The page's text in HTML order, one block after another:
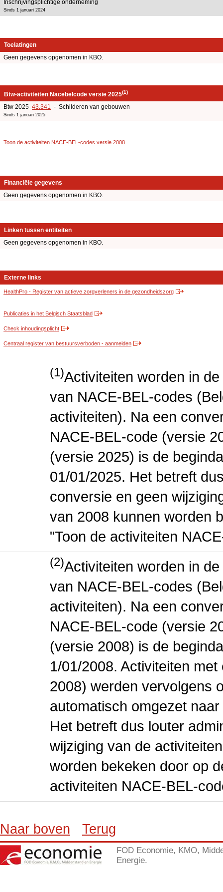
Inschrijvingsplichtige onderneming
Sinds 1 januari 2024
Toelatingen
Geen gegevens opgenomen in KBO.
Btw-activiteiten Nacebelcode versie 2025(1)
Btw 2025 43.341 - Schilderen van gebouwen
Sinds 1 januari 2025
Toon de activiteiten NACE-BEL-codes versie 2008
Financiële gegevens
Geen gegevens opgenomen in KBO.
Linken tussen entiteiten
Geen gegevens opgenomen in KBO.
Externe links
HealthPro - Register van actieve zorgverleners in de gezondheidszorg
Publicaties in het Belgisch Staatsblad
Check inhoudingsplicht
Centraal register van bestuursverboden - aanmelden
(1)Activiteiten worden in
van NACE-BEL-codes
activiteiten). Na een
NACE-BEL-code (versie
(versie 2025) is de
01/01/2025. Het betreft
conversie en geen
van 2008 kunnen worden
"Toon de activiteiten
(2)Activiteiten worden in
van NACE-BEL-codes
activiteiten). Na een
NACE-BEL-code (versie
(versie 2008) is de
1/01/2008. Activiteiten
2008) werden vervolgens
automatisch omgezet
Het betreft dus louter
wijziging van de
worden bekeken door op
activiteiten NACE-BEL-
Naar boven Terug
FOD Economie, KMO,
Energie.